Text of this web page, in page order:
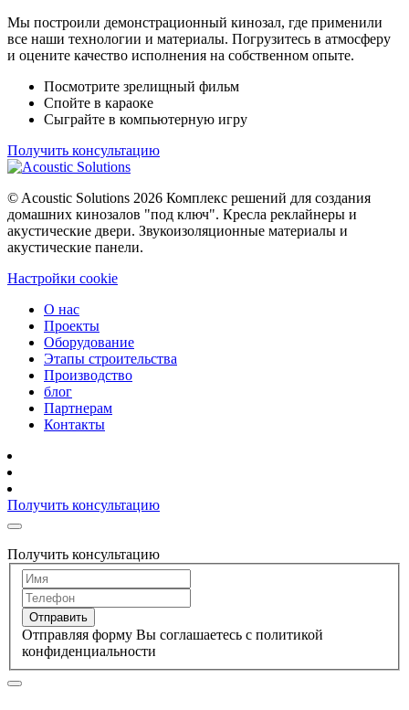
Мы построили демонстрационный кинозал, где применили
все наши технологии и материалы. Погрузитесь в атмосферу
и оцените качество исполнения на собственном опыте.
Посмотрите зрелищный фильм
Спойте в караоке
Сыграйте в компьютерную игру
Получить консультацию
© Acoustic Solutions 2026 Комплекс решений для создания
домашних кинозалов "под ключ". Кресла реклайнеры и
акустические двери. Звукоизоляционные материалы и
акустические панели.
Настройки cookie
О нас
Проекты
Оборудование
Этапы строительства
Производство
блог
Партнерам
Контакты
Получить консультацию
Получить консультацию
Отправить
Отправляя форму Вы соглашаетесь с политикой
конфиденциальности